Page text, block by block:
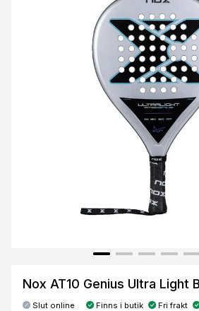
Nox AT10 Genius Ultra Light
Slut online Finns i butik Fri frakt